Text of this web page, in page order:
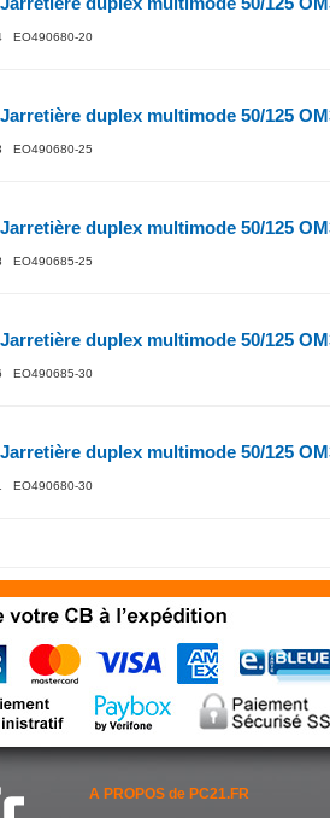
EO490680-20
Jarretière duplex multimode 50/125
EO490680-25
Jarretière duplex multimode 50/125
EO490685-25
Jarretière duplex multimode 50/125
EO490685-30
Jarretière duplex multimode 50/125
EO490680-30
A PROPOS de PC21.FR